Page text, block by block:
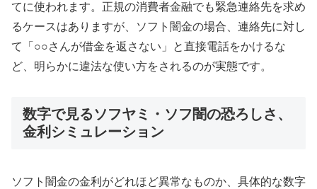
てに使われます。正規の消費者金融でも緊急連絡先を求め
るケースはありますが、ソフト闇金の場合、連絡先に対し
て「○○さんが借金を返さない」と直接電話をかけるな
ど、明らかに違法な使い方をされるのが実態です。
数字で見るソフヤミ・ソフ闇の恐ろしさ、
金利シミュレーション
ソフト闇金の金利がどれほど異常なものか、具体的な数字